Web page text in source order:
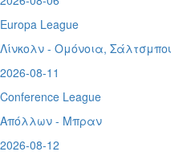
Europa League
Λίνκολν - Ομόνοια,
2026-08-11
Conference League
Απόλλων - Μπραν
2026-08-12